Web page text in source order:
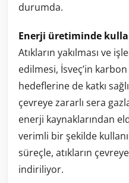
durumda.
Enerji üretiminde
Atıkların yakılması ve
edilmesi, İsveç’in
hedeflerine de katkı
çevreye zararlı sera
enerji kaynaklarından
verimli bir şekilde
süreçle, atıkların
indiriliyor.